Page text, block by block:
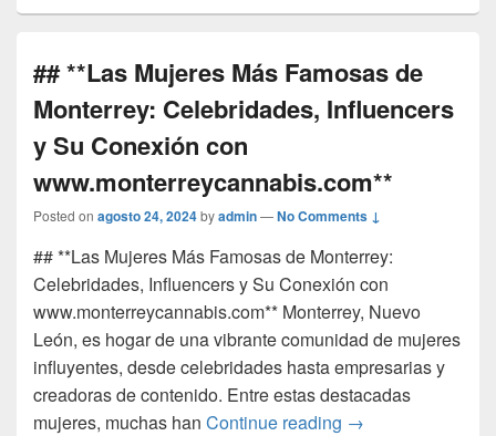
## **Las Mujeres Más Famosas de
Monterrey: Celebridades, Influencers
y Su Conexión con
www.monterreycannabis.com**
Posted on agosto 24, 2024byadmin—No Comments ↓
## **Las Mujeres Más Famosas de Monterrey:
Celebridades, Influencers y Su Conexión con
www.monterreycannabis.com** Monterrey, Nuevo
León, es hogar de una vibrante comunidad de mujeres
influyentes, desde celebridades hasta empresarias y
creadoras de contenido. Entre estas destacadas
mujeres, muchas han Continue reading ## **Las Mujeres
→